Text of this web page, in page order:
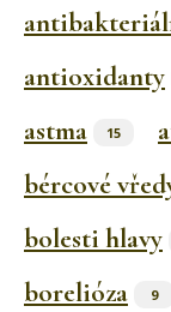
antioxidanty
astma 15
bércové
bolesti hlavy
borelióza 9